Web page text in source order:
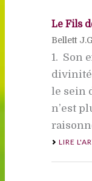
Le Fils
Bellett
1. Son
le sein
n’est
LIRE